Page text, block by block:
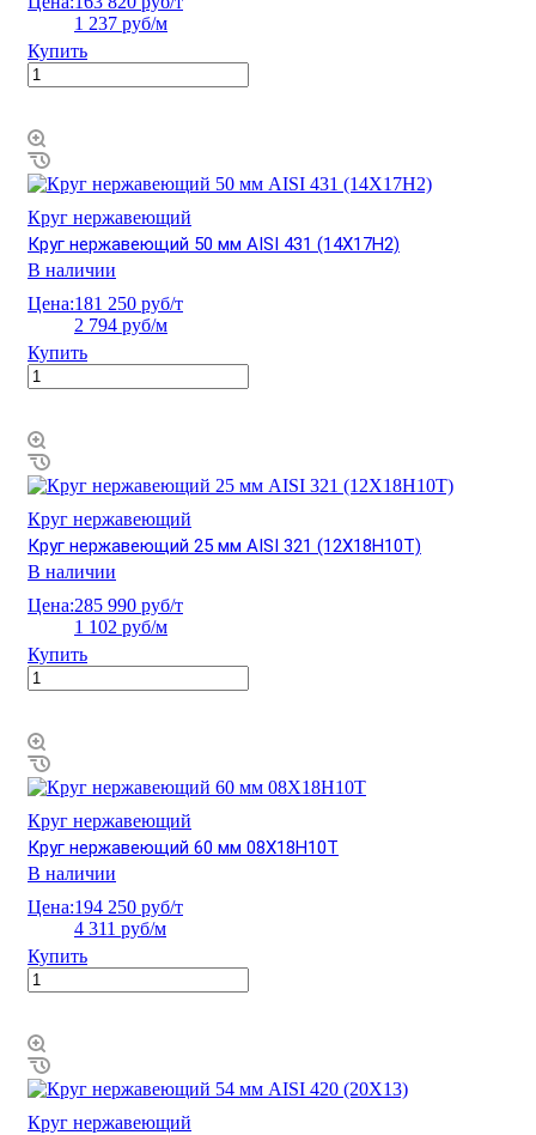
1 237 руб/м
Купить
Круг нержавеющий
Круг нержавеющий 50 мм AISI 431 (14Х17Н2)
В наличии
Цена:181 250 руб/т
2 794 руб/м
Купить
Круг нержавеющий
Круг нержавеющий 25 мм AISI 321 (12Х18Н10Т)
В наличии
Цена:285 990 руб/т
1 102 руб/м
Купить
Круг нержавеющий
Круг нержавеющий 60 мм 08Х18Н10Т
В наличии
Цена:194 250 руб/т
4 311 руб/м
Купить
Круг нержавеющий